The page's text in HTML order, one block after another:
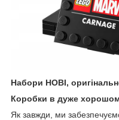
Набори НОВІ,
Коробки в дуже
Як завжди, ми